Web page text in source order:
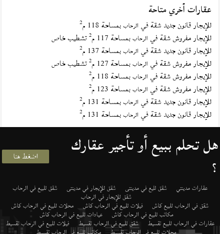
عقارات أخري متاحة
للإيجار قانون جديد شقة في الرحاب بمساحة 118 م 2
للإيجار مفروش شقة في الرحاب بمساحة 117 م 2تشطيب خاص
للإيجار قانون جديد شقة في الرحاب بمساحة 137 م 2
للإيجار مفروش شقة في الرحاب بمساحة 127 م 2تشطيب خاص
للإيجار مفروش شقة في الرحاب بمساحة 118 م 2
للإيجار مفروش شقة في الرحاب بمساحة 123 م 2
للإيجار قانون جديد شقة في الرحاب بمساحة 131 م 2
للإيجار قانون جديد شقة في الرحاب بمساحة 131 م 2
هل تحلم ببيع أو تأجير عقارك
؟ اضغط هنا
عقارات مدينتي شقق لليع في مدينتى شقق للإيجار في مدينتى شقق للبيع في الرحاب
شقق للإيجار في الرحاب
شقق في الرحاب للبيع كاش فيلات للبيع في الرحاب كاش محلات للبيع في الرحاب كاش
مكاتب للبيع في الرحاب كاش عيادات للبيع في الرحاب كاش
عقارات في الرحاب للبيع تقسيط شقق للبيع في الرحاب تقسيط فيلات للبيع في الرحاب تقسيط